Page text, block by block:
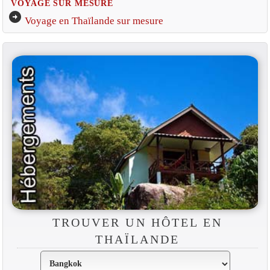
VOYAGE SUR MESURE
arrow_circle_right Voyage en Thaïlande sur mesure
TROUVER UN HÔTEL EN
THAÏLANDE